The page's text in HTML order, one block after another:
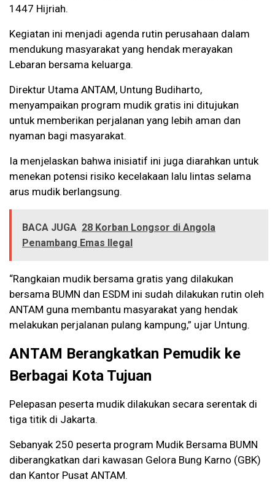
1447 Hijriah.
Kegiatan ini menjadi agenda rutin perusahaan dalam
mendukung masyarakat yang hendak merayakan
Lebaran bersama keluarga.
Direktur Utama ANTAM, Untung Budiharto,
menyampaikan program mudik gratis ini ditujukan
untuk memberikan perjalanan yang lebih aman dan
nyaman bagi masyarakat.
Ia menjelaskan bahwa inisiatif ini juga diarahkan untuk
menekan potensi risiko kecelakaan lalu lintas selama
arus mudik berlangsung.
BACA JUGA 28 Korban Longsor di Angola
Penambang Emas Ilegal
“Rangkaian mudik bersama gratis yang dilakukan
bersama BUMN dan ESDM ini sudah dilakukan rutin oleh
ANTAM guna membantu masyarakat yang hendak
melakukan perjalanan pulang kampung,” ujar Untung.
ANTAM Berangkatkan Pemudik ke
Berbagai Kota Tujuan
Pelepasan peserta mudik dilakukan secara serentak di
tiga titik di Jakarta.
Sebanyak 250 peserta program Mudik Bersama BUMN
diberangkatkan dari kawasan Gelora Bung Karno (GBK)
dan Kantor Pusat ANTAM.